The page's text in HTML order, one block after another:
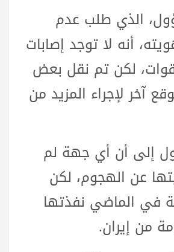
الذي طلب عدم
أنه لا توجد إصابات
لكن تم نقل بعض
آخر لإجراء المزيد من
إلى أن أي جهة لم
عن الهجوم، لكن
في الماضي نفذتها
من إيران.